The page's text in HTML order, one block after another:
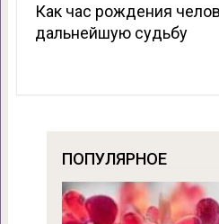
Как час рождения
дальнейшую судьбу
ПОПУЛЯРНОЕ